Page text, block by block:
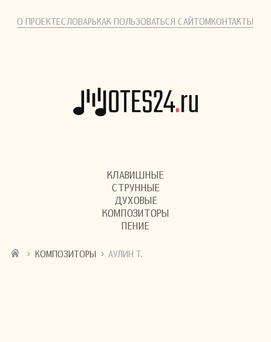
О ПРОЕКТЕСЛОВАРЬКАК ПОЛЬЗОВАТЬСЯ САЙТОМКОНТАКТЫ
КЛАВИШНЫЕ
СТРУННЫЕ
ДУХОВЫЕ
КОМПОЗИТОРЫ
ПЕНИЕ
› КОМПОЗИТОРЫ › АУЛИН Т.